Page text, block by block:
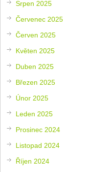
Srpen 2025
Červenec 2025
Červen 2025
Květen 2025
Duben 2025
Březen 2025
Únor 2025
Leden 2025
Prosinec 2024
Listopad 2024
Říjen 2024